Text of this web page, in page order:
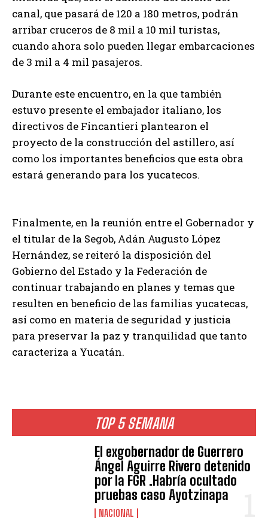
TOP 5 SEMANA
El exgobernador de Guerrero
Ángel Aguirre Rivero detenido
por la FGR .Habría ocultado
pruebas caso Ayotzinapa
NACIONAL
canal, que pasará de 120 a 180 metros, podrán
arribar cruceros de 8 mil a 10 mil turistas,
cuando ahora solo pueden llegar embarcaciones
de 3 mil a 4 mil pasajeros.
Durante este encuentro, en la que también
estuvo presente el embajador italiano, los
directivos de Fincantieri plantearon el
proyecto de la construcción del astillero, así
como los importantes beneficios que esta obra
estará generando para los yucatecos.
Finalmente, en la reunión entre el Gobernador y
el titular de la Segob, Adán Augusto López
Hernández, se reiteró la disposición del
Gobierno del Estado y la Federación de
continuar trabajando en planes y temas que
resulten en beneficio de las familias yucatecas,
así como en materia de seguridad y justicia
para preservar la paz y tranquilidad que tanto
caracteriza a Yucatán.